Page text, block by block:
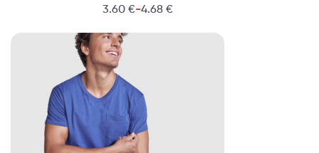
3.60 €-4.68 €